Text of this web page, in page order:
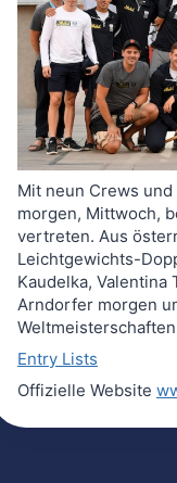
Mit neun Crews
morgen, Mittwoch,
vertreten. Aus
Leichtgewichts-
Kaudelka, Valentina
Arndorfer morgen
Entry Lists
Offizielle Website